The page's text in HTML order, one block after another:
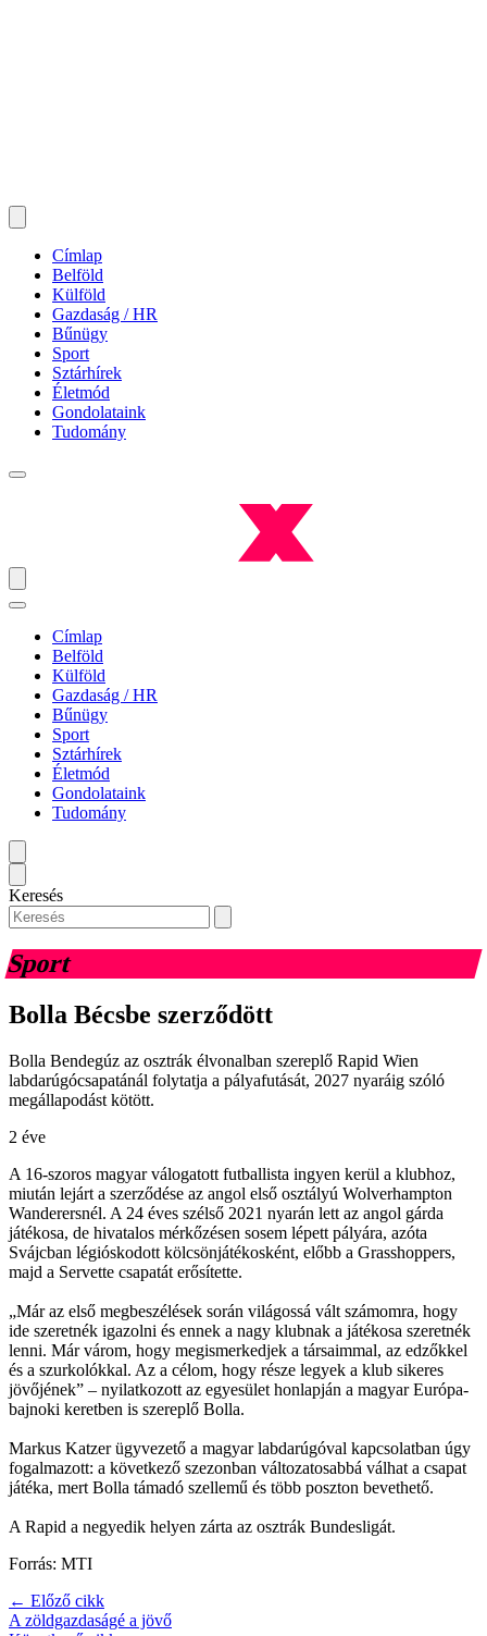
Címlap
Belföld
Külföld
Gazdaság / HR
Bűnügy
Sport
Sztárhírek
Életmód
Gondolataink
Tudomány
Címlap
Belföld
Külföld
Gazdaság / HR
Bűnügy
Sport
Sztárhírek
Életmód
Gondolataink
Tudomány
Keresés
Sport
Bolla Bécsbe szerződött
Bolla Bendegúz az osztrák élvonalban szereplő Rapid Wien
labdarúgócsapatánál folytatja a pályafutását, 2027 nyaráig szóló
megállapodást kötött.
2 éve
A 16-szoros magyar válogatott futballista ingyen kerül a klubhoz,
miután lejárt a szerződése az angol első osztályú Wolverhampton
Wanderersnél. A 24 éves szélső 2021 nyarán lett az angol gárda
játékosa, de hivatalos mérkőzésen sosem lépett pályára, azóta
Svájcban légióskodott kölcsönjátékosként, előbb a Grasshoppers,
majd a Servette csapatát erősítette.
„Már az első megbeszélések során világossá vált számomra, hogy
ide szeretnék igazolni és ennek a nagy klubnak a játékosa szeretnék
lenni. Már várom, hogy megismerkedjek a társaimmal, az edzőkkel
és a szurkolókkal. Az a célom, hogy része legyek a klub sikeres
jövőjének” – nyilatkozott az egyesület honlapján a magyar Európa-
bajnoki keretben is szereplő Bolla.
Markus Katzer ügyvezető a magyar labdarúgóval kapcsolatban úgy
fogalmazott: a következő szezonban változatosabbá válhat a csapat
játéka, mert Bolla támadó szellemű és több poszton bevethető.
A Rapid a negyedik helyen zárta az osztrák Bundesligát.
Forrás: MTI
← Előző cikk
A zöldgazdaságé a jövő